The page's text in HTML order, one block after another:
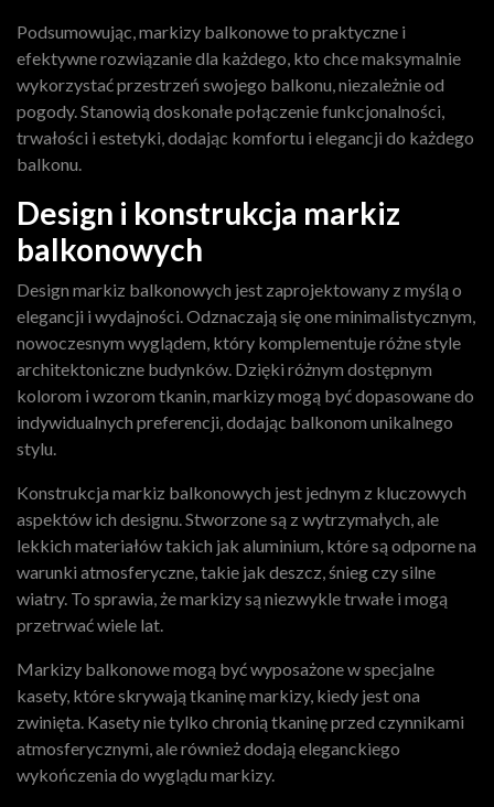
Podsumowując, markizy balkonowe to praktyczne i
efektywne rozwiązanie dla każdego, kto chce maksymalnie
wykorzystać przestrzeń swojego balkonu, niezależnie od
pogody. Stanowią doskonałe połączenie funkcjonalności,
trwałości i estetyki, dodając komfortu i elegancji do każdego
balkonu.
Design i konstrukcja markiz
balkonowych
Design markiz balkonowych jest zaprojektowany z myślą o
elegancji i wydajności. Odznaczają się one minimalistycznym,
nowoczesnym wyglądem, który komplementuje różne style
architektoniczne budynków. Dzięki różnym dostępnym
kolorom i wzorom tkanin, markizy mogą być dopasowane do
indywidualnych preferencji, dodając balkonom unikalnego
stylu.
Konstrukcja markiz balkonowych jest jednym z kluczowych
aspektów ich designu. Stworzone są z wytrzymałych, ale
lekkich materiałów takich jak aluminium, które są odporne na
warunki atmosferyczne, takie jak deszcz, śnieg czy silne
wiatry. To sprawia, że markizy są niezwykle trwałe i mogą
przetrwać wiele lat.
Markizy balkonowe mogą być wyposażone w specjalne
kasety, które skrywają tkaninę markizy, kiedy jest ona
zwinięta. Kasety nie tylko chronią tkaninę przed czynnikami
atmosferycznymi, ale również dodają eleganckiego
wykończenia do wyglądu markizy.